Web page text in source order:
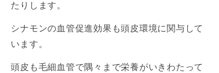
たりします。
シナモンの血管促進効果も頭皮環境に関与して
います。
頭皮も毛細血管で隅々まで栄養がいきわたって